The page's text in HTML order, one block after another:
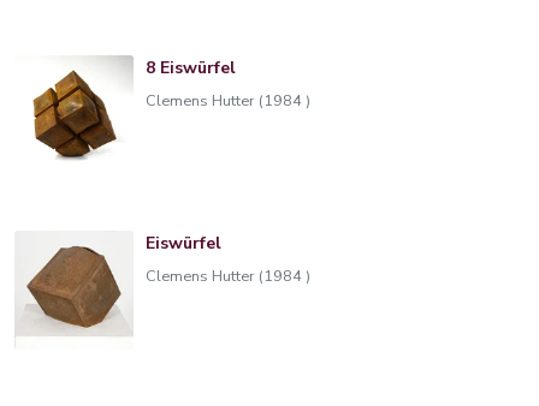
8 Eiswürfel
Clemens Hutter (1984 )
Eiswürfel
Clemens Hutter (1984 )